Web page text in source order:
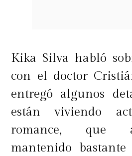
personal. No
Estaba en un
crítico".
Kika Silva habló
con el doctor
entregó algunos
están viviendo
romance, que
mantenido